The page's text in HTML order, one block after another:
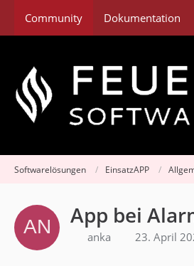
Community Dokumentation
Softwarelösungen EinsatzAPP
App bei
anka 23. April